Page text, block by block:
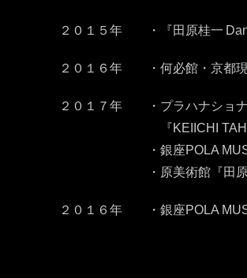
２０１５年 ・『田原桂一
２０１６年 ・何必館・京都現
２０１７年 ・プラハナショナ
『KEIICHI
・ 銀座POLA
・原美術館 『田
２０１６年 ・ 銀座POLA